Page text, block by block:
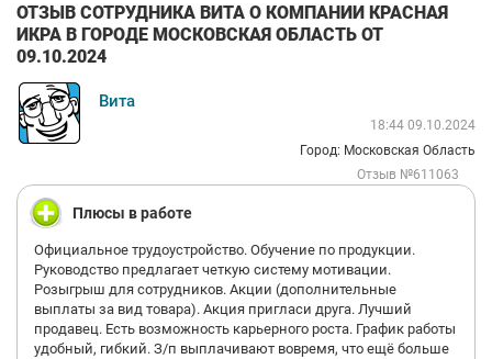
ОТЗЫВ СОТРУДНИКА ВИТА О КОМПАНИИ КРАСНАЯ
ИКРА В ГОРОДЕ МОСКОВСКАЯ ОБЛАСТЬ ОТ
09.10.2024
Вита
18:44 09.10.2024
Город: Московская Область
Отзыв №611063
Плюсы в работе
Официальное трудоустройство. Обучение по продукции.
Руководство предлагает четкую систему мотивации.
Розыгрыш для сотрудников. Акции (дополнительные
выплаты за вид товара). Акция пригласи друга. Лучший
продавец. Есть возможность карьерного роста. График работы
удобный, гибкий. З/п выплачивают вовремя, что ещё больше